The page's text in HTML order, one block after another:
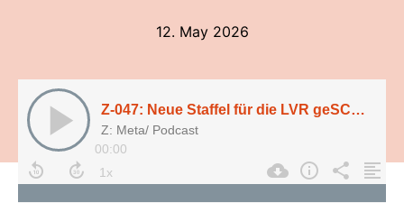
12. May 2026
Z-047: Neue Staffel für die LVR geSCHICHTEN - Industriekultur in Deutschland
Z: Meta/ Podcast
00:00